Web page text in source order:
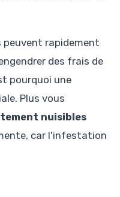
peuvent rapidement
des frais de
pourquoi une
Plus vous
nuisibles
car l'infestation